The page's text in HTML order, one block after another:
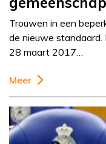
Trouwen in een
de nieuwe
28 maart 2017…
Meer